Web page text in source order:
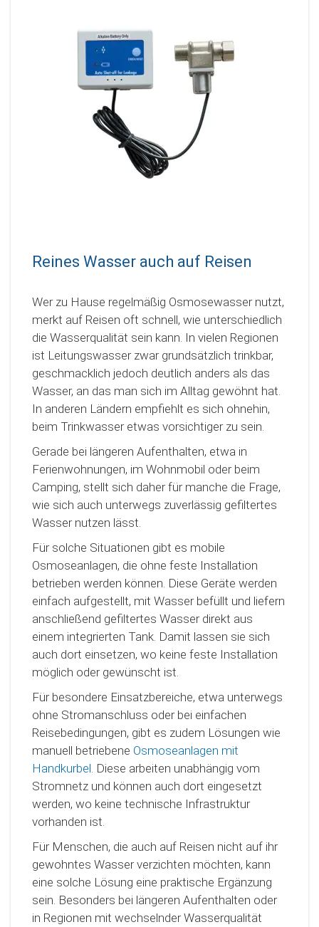
Reines Wasser auch auf Reisen
Wer zu Hause regelmäßig Osmosewasser nutzt,
merkt auf Reisen oft schnell, wie unterschiedlich
die Wasserqualität sein kann. In vielen Regionen
ist Leitungswasser zwar grundsätzlich trinkbar,
geschmacklich jedoch deutlich anders als das
Wasser, an das man sich im Alltag gewöhnt hat.
In anderen Ländern empfiehlt es sich ohnehin,
beim Trinkwasser etwas vorsichtiger zu sein.
Gerade bei längeren Aufenthalten, etwa in
Ferienwohnungen, im Wohnmobil oder beim
Camping, stellt sich daher für manche die Frage,
wie sich auch unterwegs zuverlässig gefiltertes
Wasser nutzen lässt.
Für solche Situationen gibt es mobile
Osmoseanlagen, die ohne feste Installation
betrieben werden können. Diese Geräte werden
einfach aufgestellt, mit Wasser befüllt und liefern
anschließend gefiltertes Wasser direkt aus
einem integrierten Tank. Damit lassen sie sich
auch dort einsetzen, wo keine feste Installation
möglich oder gewünscht ist.
Für besondere Einsatzbereiche, etwa unterwegs
ohne Stromanschluss oder bei einfachen
Reisebedingungen, gibt es zudem Lösungen wie
manuell betriebene Osmoseanlagen mit
Handkurbel . Diese arbeiten unabhängig vom
Stromnetz und können auch dort eingesetzt
werden, wo keine technische Infrastruktur
vorhanden ist.
Für Menschen, die auch auf Reisen nicht auf ihr
gewohntes Wasser verzichten möchten, kann
eine solche Lösung eine praktische Ergänzung
sein. Besonders bei längeren Aufenthalten oder
in Regionen mit wechselnder Wasserqualität